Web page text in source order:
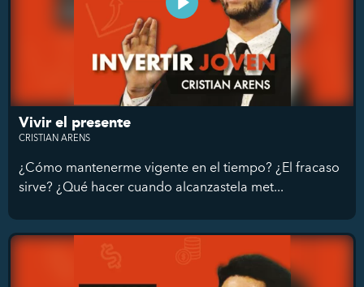
Vivir el presente
CRISTIAN ARENS
¿Cómo mantenerme vigente en el tiempo? ¿El fracaso
sirve? ¿Qué hacer cuando alcanzastela met...